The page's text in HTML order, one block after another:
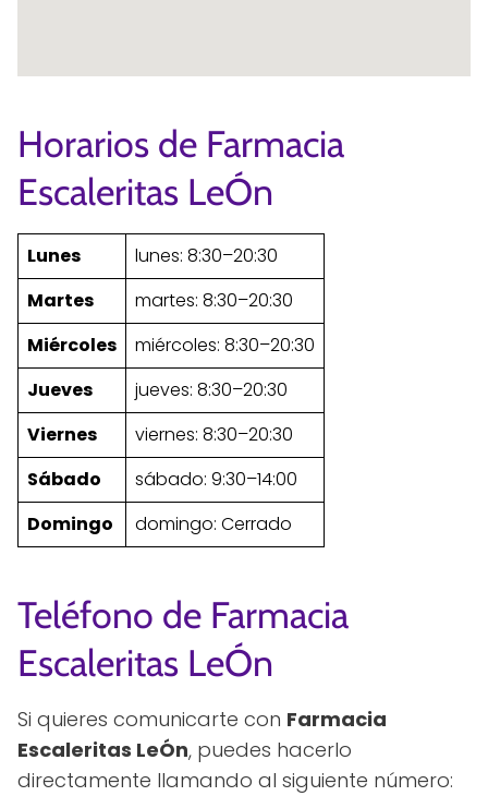
Horarios de Farmacia
Escaleritas LeÓn
Lunes
lunes: 8:30–20:30
Martes
martes: 8:30–20:30
Miércoles
miércoles: 8:30–20:30
Jueves
jueves: 8:30–20:30
Viernes
viernes: 8:30–20:30
Sábado
sábado: 9:30–14:00
Domingo
domingo: Cerrado
Teléfono de Farmacia
Escaleritas LeÓn
Si quieres comunicarte con Farmacia
Escaleritas LeÓn, puedes hacerlo
directamente llamando al siguiente número: